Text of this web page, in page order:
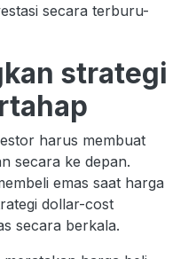
secara terburu-
strategi
harus membuat
secara ke depan.
emas saat harga
dollar-cost
secara berkala.